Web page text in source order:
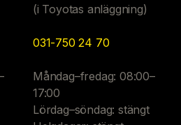
(i Toyotas anläggning)
031-750 24 70
Måndag–fredag: 08:00–
17:00
Lördag–söndag: stängt